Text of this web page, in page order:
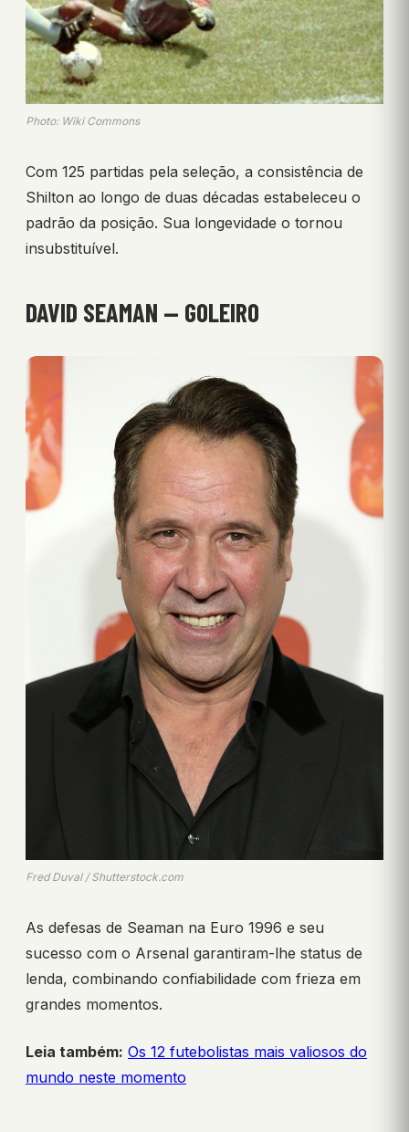
Photo: Wiki Commons
Com 125 partidas pela seleção, a consistência de
Shilton ao longo de duas décadas estabeleceu o
padrão da posição. Sua longevidade o tornou
insubstituível.
DAVID SEAMAN — GOLEIRO
Fred Duval / Shutterstock.com
As defesas de Seaman na Euro 1996 e seu
sucesso com o Arsenal garantiram-lhe status de
lenda, combinando confiabilidade com frieza em
grandes momentos.
Leia também: Os 12 futebolistas mais valiosos do
mundo neste momento